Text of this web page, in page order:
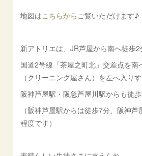
地図はこちらから ご覧いただけます♪
新アトリエは、JR芦屋から南へ徒歩2
国道2号線「茶屋之町北」交差点を南
（クリーニング屋さん）を左へ入り
阪神芦屋駅・阪急芦屋川駅からも徒歩
（阪神芦屋駅からは徒歩7分、阪神
程度です）